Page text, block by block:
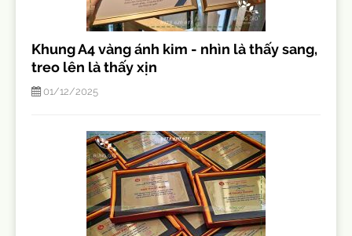
Khung A4 vàng ánh kim - nhìn là thấy sang,
treo lên là thấy xịn
01/12/2025